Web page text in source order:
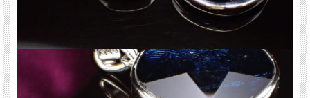
スプレイ環境によって表示される色みに差が出る場合があります。
※サイズは目安です。 細かな誤差が出る場合があります。
関連キーワード
天然石 パワーストーン 海外直輸入 バイヤー厳選 プレゼント ギフト メンズ レデ
ィース 卸し 卸価格 実店舗 ハンドメイド サイズ直し コムローズ comrose